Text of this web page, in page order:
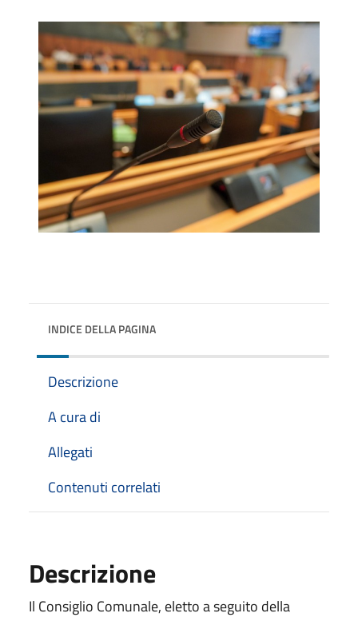
INDICE DELLA PAGINA
Descrizione
A cura di
Allegati
Contenuti correlati
Descrizione
Il Consiglio Comunale, eletto a seguito della